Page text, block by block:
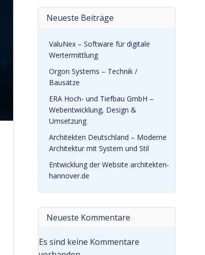
Neueste Beiträge
ValuNex – Software für digitale
Wertermittlung
Orgon Systems – Technik /
Bausätze
ERA Hoch- und Tiefbau GmbH –
Webentwicklung, Design &
Umsetzung
Architekten Deutschland – Moderne
Architektur mit System und Stil
Entwicklung der Website architekten-
hannover.de
Neueste Kommentare
Es sind keine Kommentare